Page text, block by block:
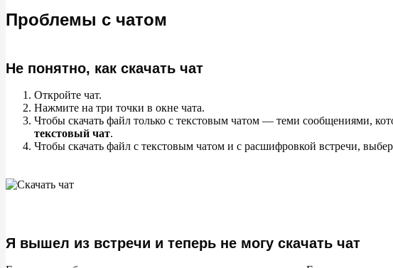
Проблемы с чатом
Не понятно, как скачать чат
Откройте чат.
Нажмите на три точки в окне чата.
Чтобы скачать файл только с текстовым чатом — теми сообщениями,
текстовый чат.
Чтобы скачать файл с текстовым чатом и с расшифровкой встречи,
Я вышел из встречи и теперь не могу скачать чат